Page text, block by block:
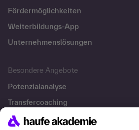
Fördermöglichkeiten
Weiterbildungs-App
Unternehmenslösungen
Besondere Angebote
Potenzialanalyse
Transfercoaching
Coaching